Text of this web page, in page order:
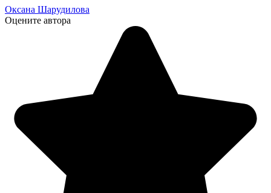
Оксана Шарудилова
Оцените автора